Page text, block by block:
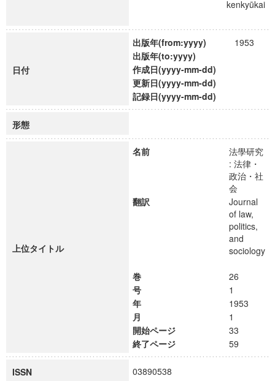
kenkyūkai
日付
出版年(from:yyyy)
1953
出版年(to:yyyy)
作成日(yyyy-mm-dd)
更新日(yyyy-mm-dd)
記録日(yyyy-mm-dd)
形態
上位タイトル
名前
法學研究
: 法律・
政治・社
会
翻訳
Journal
of law,
politics,
and
sociology
巻
26
号
1
年
1953
月
1
開始ページ
33
終了ページ
59
ISSN 03890538